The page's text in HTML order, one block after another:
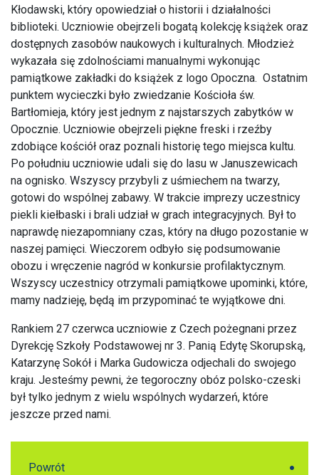
Kłodawski, który opowiedział o historii i działalności
biblioteki. Uczniowie obejrzeli bogatą kolekcję książek oraz
dostępnych zasobów naukowych i kulturalnych. Młodzież
wykazała się zdolnościami manualnymi wykonując
pamiątkowe zakładki do książek z logo Opoczna. Ostatnim
punktem wycieczki było zwiedzanie Kościoła św.
Bartłomieja, który jest jednym z najstarszych zabytków w
Opocznie. Uczniowie obejrzeli piękne freski i rzeźby
zdobiące kościół oraz poznali historię tego miejsca kultu.
Po południu uczniowie udali się do lasu w Januszewicach
na ognisko. Wszyscy przybyli z uśmiechem na twarzy,
gotowi do wspólnej zabawy. W trakcie imprezy uczestnicy
piekli kiełbaski i brali udział w grach integracyjnych. Był to
naprawdę niezapomniany czas, który na długo pozostanie w
naszej pamięci. Wieczorem odbyło się podsumowanie
obozu i wręczenie nagród w konkursie profilaktycznym.
Wszyscy uczestnicy otrzymali pamiątkowe upominki, które,
mamy nadzieję, będą im przypominać te wyjątkowe dni.
Rankiem 27 czerwca uczniowie z Czech pożegnani przez
Dyrekcję Szkoły Podstawowej nr 3. Panią Edytę Skorupską,
Katarzynę Sokół i Marka Gudowicza odjechali do swojego
kraju. Jesteśmy pewni, że tegoroczny obóz polsko-czeski
był tylko jednym z wielu wspólnych wydarzeń, które
jeszcze przed nami.
Powrót